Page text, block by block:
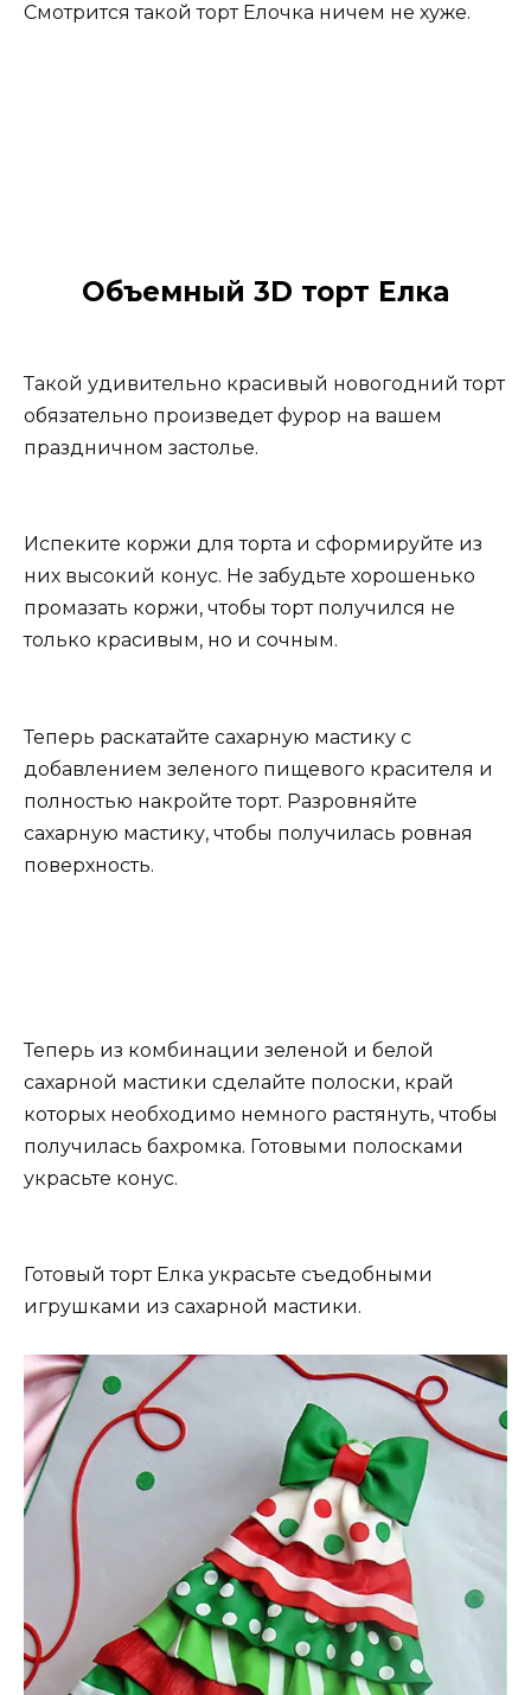
Смотрится такой торт Елочка ничем не хуже.
Объемный 3D торт Елка
Такой удивительно красивый новогодний торт
обязательно произведет фурор на вашем
праздничном застолье.
Испеките коржи для торта и сформируйте из
них высокий конус. Не забудьте хорошенько
промазать коржи, чтобы торт получился не
только красивым, но и сочным.
Теперь раскатайте сахарную мастику с
добавлением зеленого пищевого красителя и
полностью накройте торт. Разровняйте
сахарную мастику, чтобы получилась ровная
поверхность.
Теперь из комбинации зеленой и белой
сахарной мастики сделайте полоски, край
которых необходимо немного растянуть, чтобы
получилась бахромка. Готовыми полосками
украсьте конус.
Готовый торт Елка украсьте съедобными
игрушками из сахарной мастики.